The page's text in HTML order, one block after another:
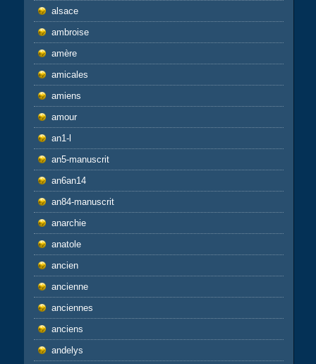
alsace
ambroise
amère
amicales
amiens
amour
an1-l
an5-manuscrit
an6an14
an84-manuscrit
anarchie
anatole
ancien
ancienne
anciennes
anciens
andelys